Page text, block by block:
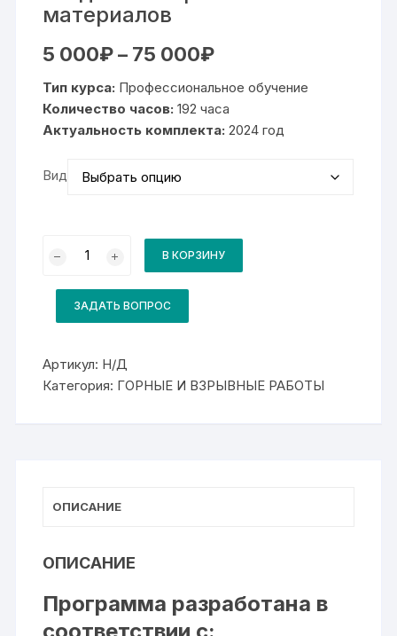
материалов
5 000₽ – 75 000₽Диапазон
000₽
–
75
000₽
Тип курса: Профессиональное обучение
Количество часов: 192 часа
Актуальность комплекта: 2024 год
Вид
товара
курса
17608
Раздатчик
В КОРЗИНУ
ЗАДАТЬ ВОПРОС
Артикул: Н/Д
Категория: ГОРНЫЕ И ВЗРЫВНЫЕ РАБОТЫ
ОПИСАНИЕ
ОПИСАНИЕ
Программа разработана в
соответствии с: